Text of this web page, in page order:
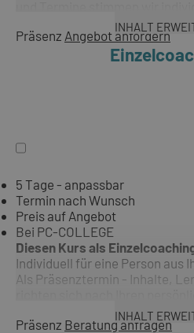
INHALT
Präsenz Angebot anfordern
5 Tage - anpassbar
Termin nach Wunsch
Preis auf Angebot
Bei PC-COLLEGE
Diesen Kurs als
Individuell für eine Person aus
Als Präsenztermin - Inhalte,
INHALT
Präsenz Beratung anfragen